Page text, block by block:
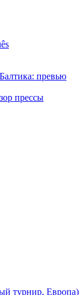
превью
прессы
турнир, Европа)